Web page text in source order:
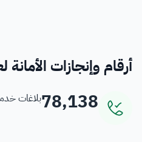
أرقام وإنجازات الأمانة لعام
78,138بلاغات